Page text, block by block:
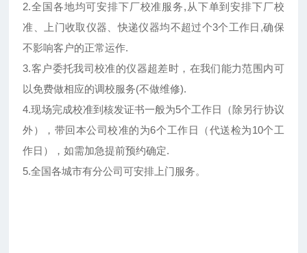
2.全国各地均可安排下厂校准服务,从下单到安排下厂校
准、上门收取仪器、快递仪器均不超过个3个工作日,确保
不影响客户的正常运作.
3.客户委托我司校准的仪器超差时，在我们能力范围内可
以免费做相应的调校服务(不做维修).
4.现场完成校准到核发证书一般为5个工作日（除另行协议
外），带回本公司校准的为6个工作日（代送检为10个工
作日），如需加急提前预约确定.
5.全国各城市有分公司可安排上门服务。